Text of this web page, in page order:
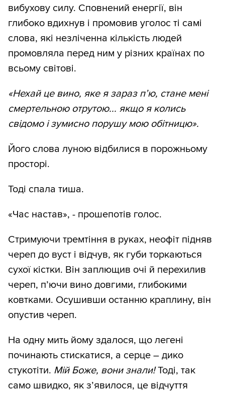
вибухову силу. Сповнений енергії, він
глибоко вдихнув і промовив уголос ті самі
слова, які незліченна кількість людей
промовляла перед ним у різних країнах по
всьому світові.
«Нехай це вино, яке я зараз п’ю, стане мені
смертельною отрутою... якщо я колись
свідомо і зумисно порушу мою обітницю».
Його слова луною відбилися в порожньому
просторі.
Тоді спала тиша.
«Час настав», - прошепотів голос.
Стримуючи тремтіння в руках, неофіт підняв
череп до вуст і відчув, як губи торкаються
сухої кістки. Він заплющив очі й перехилив
череп, п’ючи вино довгими, глибокими
ковтками. Осушивши останню краплину, він
опустив череп.
На одну мить йому здалося, що легені
починають стискатися, а серце – дико
стукотіти. Мій Боже, вони знали!Тоді, так
само швидко, як з’явилося, це відчуття